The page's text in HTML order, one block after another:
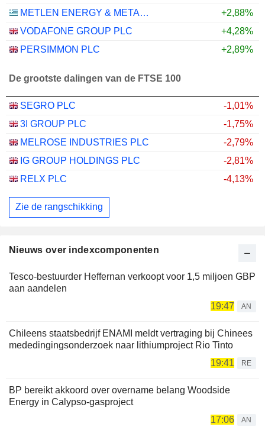
Nieuws over indexcomponenten
Tesco-bestuurder Heffernan verkoopt voor 1,5 miljoen GBP
aan aandelen
19:47
AN
Chileens staatsbedrijf ENAMI meldt vertraging bij Chinees
mededingingsonderzoek naar lithiumproject Rio Tinto
19:41
RE
BP bereikt akkoord over overname belang Woodside
Energy in Calypso-gasproject
17:06
AN
METLEN ENERGY & METALS PLC
+2,88%
VODAFONE GROUP PLC
+4,28%
PERSIMMON PLC
+2,89%
De grootste dalingen van de FTSE 100
SEGRO PLC
-1,01%
3I GROUP PLC
-1,75%
MELROSE INDUSTRIES PLC
-2,79%
IG GROUP HOLDINGS PLC
-2,81%
RELX PLC
-4,13%
Zie de rangschikking